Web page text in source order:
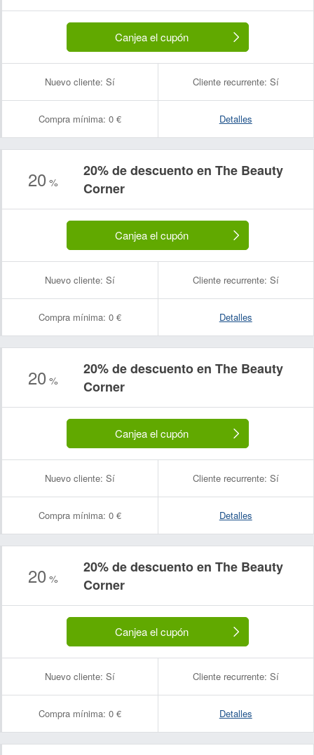
Canjea el cupón
Nuevo cliente: Sí Cliente recurrente: Sí
Compra mínima: 0 € Detalles
20 %
20% de descuento en The Beauty
Corner
Canjea el cupón
Nuevo cliente: Sí Cliente recurrente: Sí
Compra mínima: 0 € Detalles
20 %
20% de descuento en The Beauty
Corner
Canjea el cupón
Nuevo cliente: Sí Cliente recurrente: Sí
Compra mínima: 0 € Detalles
20 %
20% de descuento en The Beauty
Corner
Canjea el cupón
Nuevo cliente: Sí Cliente recurrente: Sí
Compra mínima: 0 € Detalles